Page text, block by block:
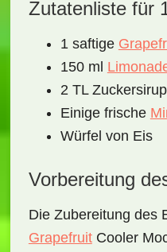
Zutatenliste für
1 saftige
150 ml
2 TL
Einige frische
Würfel von Eis
Vorbereitung
Die Zubereitung des
GrapefruitCooler